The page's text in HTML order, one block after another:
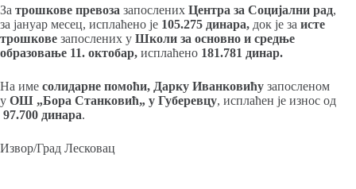
За трошкове превоза запослених Центра за Социјални рад,
за јануар месец, исплаћено је 105.275 динара, док је за исте
трошкове запослених у Школи за основно и средње
образовање 11. октобар, исплаћено 181.781 динар.
На име солидарне помоћи, Дарку Иванковићу запосленом
у ОШ „Бора Станковић„ у Губеревцу, исплаћен је износ од
97.700 динара.
Извор/Град Лесковац